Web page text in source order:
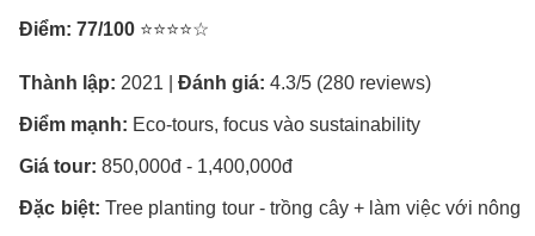
Điểm: 77/100 ⭐⭐⭐⭐☆
Thành lập: 2021 |Đánh giá: 4.3/5 (280 reviews)
Điểm mạnh: Eco-tours, focus vào sustainability
Giá tour: 850,000đ - 1,400,000đ
Đặc biệt: Tree planting tour - trồng cây + làm việc với nông